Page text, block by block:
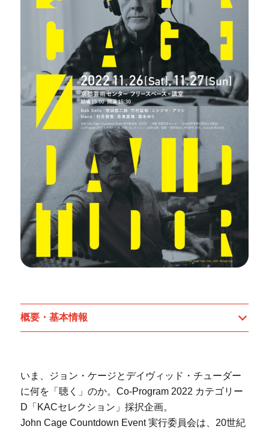
京都芸術センターってどんなところ？
京都芸術センターの歩み
概要・理念・運営体制
連携事業のご案内
チケット情報
閲覧支援
サイトポリシー&プライバシーポリシー
オフィシャルSNS
概要・基本情報
いま、ジョン・ケージとデイヴィッド・チューダー
に何を「聴く」のか。Co-Program 2022 カテゴリー
D「KACセレクション」採択企画。
John Cage Countdown Event 実行委員会は、20世紀